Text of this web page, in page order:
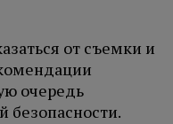
от съемки и
очередь
безопасности.